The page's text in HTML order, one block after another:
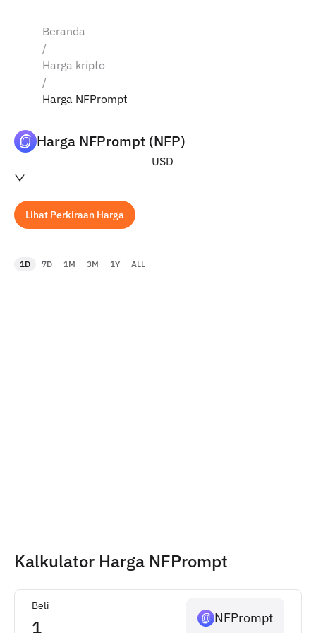
Beranda
/
Harga kripto
/
Harga NFPrompt
Harga NFPrompt (NFP)
USD
Lihat Perkiraan Harga
1D 7D 1M 3M 1Y ALL
Kalkulator Harga NFPrompt
Beli
NFPrompt